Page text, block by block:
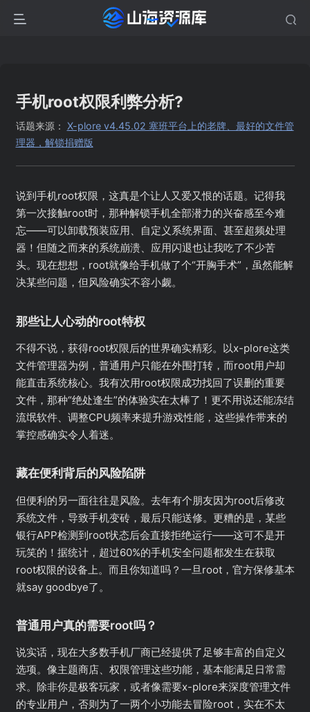
手机root权限利弊分析?
话题来源： X-plore v4.45.02 塞班平台上的老牌、最好的文件管
理器，解锁捐赠版
说到手机root权限，这真是个让人又爱又恨的话题。记得我
第一次接触root时，那种解锁手机全部潜力的兴奋感至今难
忘——可以卸载预装应用、自定义系统界面、甚至超频处理
器！但随之而来的系统崩溃、应用闪退也让我吃了不少苦
头。现在想想，root就像给手机做了个“开胸手术”，虽然能解
决某些问题，但风险确实不容小觑。
那些让人心动的root特权
不得不说，获得root权限后的世界确实精彩。以x-plore这类
文件管理器为例，普通用户只能在外围打转，而root用户却
能直击系统核心。我有次用root权限成功找回了误删的重要
文件，那种“绝处逢生”的体验实在太棒了！更不用说还能冻结
流氓软件、调整CPU频率来提升游戏性能，这些操作带来的
掌控感确实令人着迷。
藏在便利背后的风险陷阱
但便利的另一面往往是风险。去年有个朋友因为root后修改
系统文件，导致手机变砖，最后只能送修。更糟的是，某些
银行APP检测到root状态后会直接拒绝运行——这可不是开
玩笑的！据统计，超过60%的手机安全问题都发生在获取
root权限的设备上。而且你知道吗？一旦root，官方保修基本
就say goodbye了。
普通用户真的需要root吗？
说实话，现在大多数手机厂商已经提供了足够丰富的自定义
选项。像主题商店、权限管理这些功能，基本能满足日常需
求。除非你是极客玩家，或者像需要x-plore来深度管理文件
的专业用户，否则为了一两个小功能去冒险root，实在不太